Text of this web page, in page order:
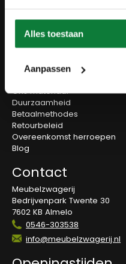
Alles toestaan
Aanpassen
Olie en onderhoud
Over ons
Wie zijn wij?
Ons materiaal
Duurzaamheid
Betaalmethodes
Retourbeleid
Overeenkomst herroepen
Blog
Contact
Meubelzwagerij
Bedrijvenpark Twente 30
7602 KB Almelo
0546-303538
info@meubelzwagerij.nl